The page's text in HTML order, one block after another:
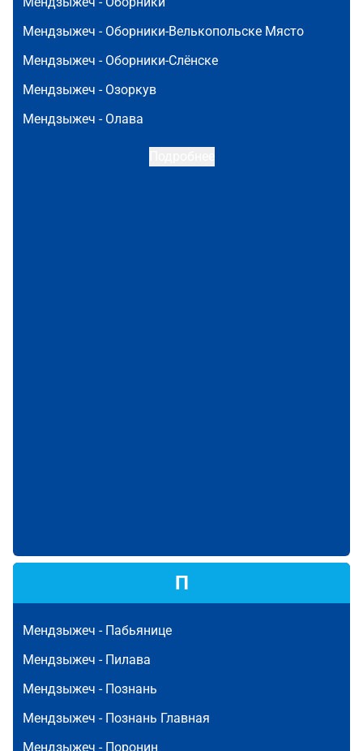
Мендзыжеч - Оборники-Велькопольске Място
Мендзыжеч - Оборники-Слёнске
Мендзыжеч - Озоркув
Мендзыжеч - Олава
П
Мендзыжеч - Пабьянице
Мендзыжеч - Пилава
Мендзыжеч - Познань
Мендзыжеч - Познань Главная
Мендзыжеч - Поронин